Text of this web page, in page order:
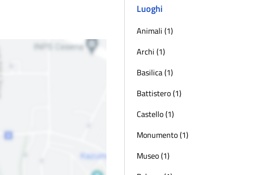
Luoghi
Animali (1)
Archi (1)
Basilica (1)
Battistero (1)
Castello (1)
Monumento (1)
Museo (1)